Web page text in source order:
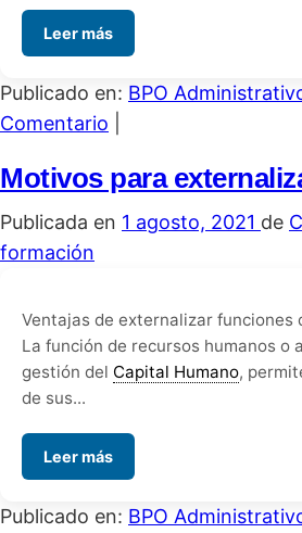
Leer más
Publicado en: BPO
Comentario
Motivos para
Publicada en 1 agosto, 2021 de
formación
Ventajas de externalizar funciones
La función de recursos humanos o
gestión del Capital Humano,
de sus...
Leer más
Publicado en: BPO